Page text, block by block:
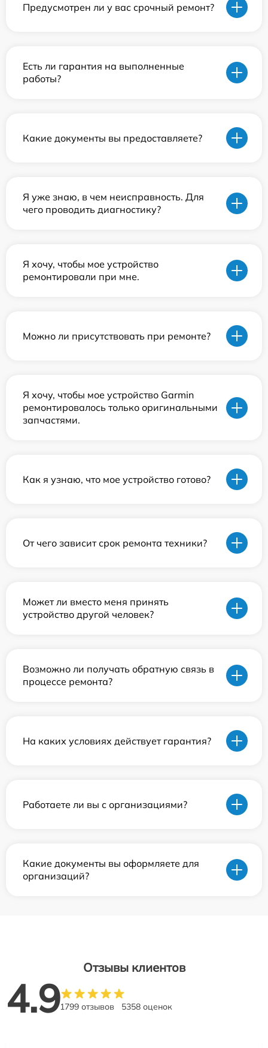
Предусмотрен ли у вас срочный ремонт?
Есть ли гарантия на выполненные
работы?
Какие документы вы предоставляете?
Я уже знаю, в чем неисправность. Для
чего проводить диагностику?
Я хочу, чтобы мое устройство
ремонтировали при мне.
Можно ли присутствовать при ремонте?
Я хочу, чтобы мое устройство Garmin
ремонтировалось только оригинальными
запчастями.
Как я узнаю, что мое устройство готово?
От чего зависит срок ремонта техники?
Может ли вместо меня принять
устройство другой человек?
Возможно ли получать обратную связь в
процессе ремонта?
На каких условиях действует гарантия?
Работаете ли вы с организациями?
Какие документы вы оформляете для
организаций?
Отзывы клиентов
4.91799 отзывов 5358 оценок